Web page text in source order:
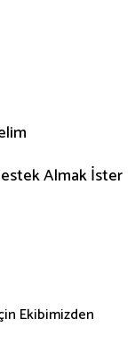
Almak İster
Ekibimizden